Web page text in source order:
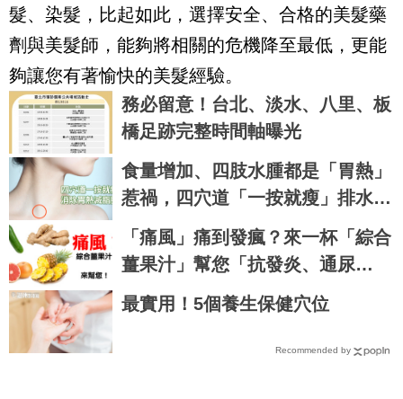
髮、染髮，比起如此，選擇安全、合格的美髮藥
劑與美髮師，能夠將相關的危機降至最低，更能
夠讓您有著愉快的美髮經驗。
務必留意！台北、淡水、八里、板
橋足跡完整時間軸曝光
食量增加、四肢水腫都是「胃熱」
惹禍，四穴道「一按就瘦」排水去
溼，七天瘦三斤不復胖｜每日健康
Health
「痛風」痛到發瘋？來一杯「綜合
薑果汁」幫您「抗發炎、通尿
酸」！｜每日健康Health
最實用！5個養生保健穴位
Recommended by